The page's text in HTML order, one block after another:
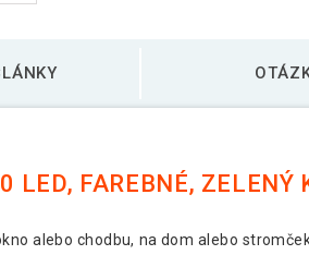
LED, FAREBNÉ, ZELENÝ
alebo chodbu, na dom alebo